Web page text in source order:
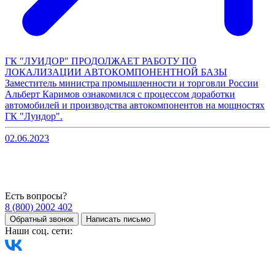
ГК "ЛУИДОР" ПРОДОЛЖАЕТ РАБОТУ ПО
ЛОКАЛИЗАЦИИ АВТОКОМПОНЕНТНОЙ БАЗЫ
Заместитель министра промышленности и торговли России
Альберт Каримов ознакомился с процессом доработки
автомобилей и производства автокомпонентов на мощностях
ГК "Луидор".
02.06.2023
Есть вопросы?
8 (800) 2002 402
Обратный звонок Написать письмо
Наши соц. сети: